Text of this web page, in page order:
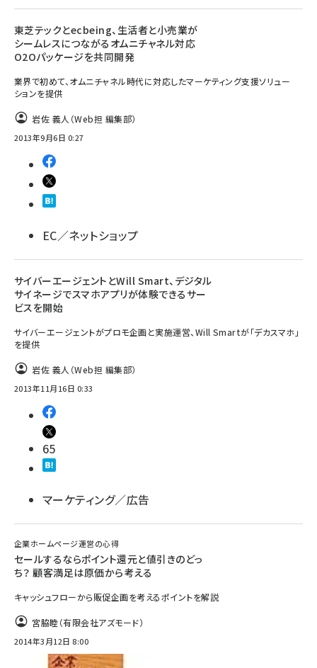
東芝テックとecbeing、生活者と小売業が
シームレスにつながるオムニチャネル対応
O2Oパッケージを共同開発
業界で初めて、オムニチャネル時代に対応したマーケティング支援ソリュー
ションを提供
岩佐 義人（Web担 編集部）
2013年9月6日 0:27
EC／ネットショップ
サイバーエージェントとWill Smart、デジタル
サイネージでスマホアプリが体験できるサー
ビスを開始
サイバーエージェントがプロモ企画と実施運営、Will Smartが「デカスマホ」
を提供
岩佐 義人（Web担 編集部）
2013年11月16日 0:33
65
マーケティング／広告
企業ホームページ運営の心得
セールするならポイント還元と値引きのどっ
ち？ 顧客満足は原価から考える
キャッシュフローから販促企画を考えるポイントを解説
宮脇睦（有限会社アズモード）
2014年3月12日 8:00